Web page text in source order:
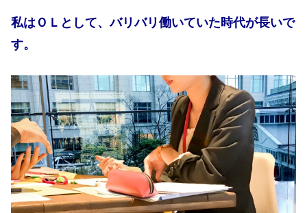
私はＯＬとして、バリバリ働いていた時代が長いで
す。